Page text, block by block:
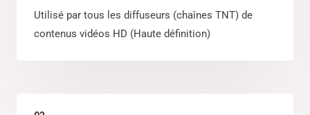
Utilisé par tous les diffuseurs (chaînes TNT) de
contenus vidéos HD (Haute définition)